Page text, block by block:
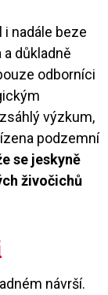
nadále beze
důkladně
odborníci
výzkum,
podzemní
se jeskyně
živočichů
návrší.